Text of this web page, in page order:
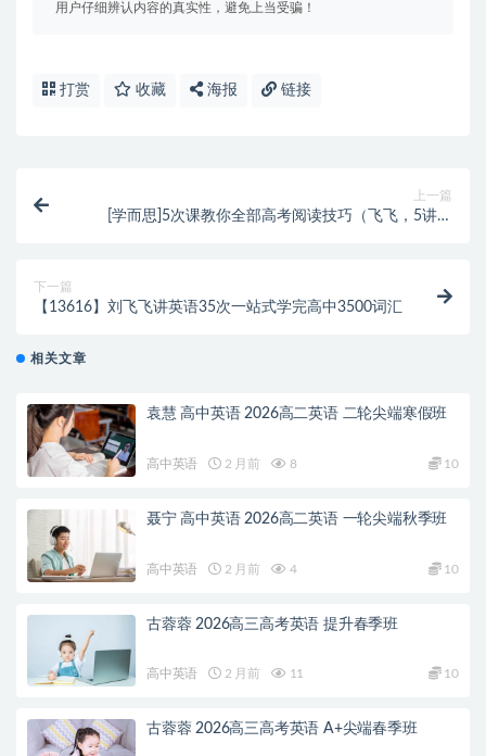
用户仔细辨认内容的真实性，避免上当受骗！
打赏 收藏 海报 链接
上一篇
[学而思]5次课教你全部高考阅读技巧（飞飞，5讲）
下一篇
【13616】刘飞飞讲英语35次一站式学完高中3500词汇
相关文章
袁慧 高中英语 2026高二英语 二轮尖端寒假班
高中英语 2 月前 8 10
聂宁 高中英语 2026高二英语 一轮尖端秋季班
高中英语 2 月前 4 10
古蓉蓉 2026高三高考英语 提升春季班
高中英语 2 月前 11 10
古蓉蓉 2026高三高考英语 A+尖端春季班